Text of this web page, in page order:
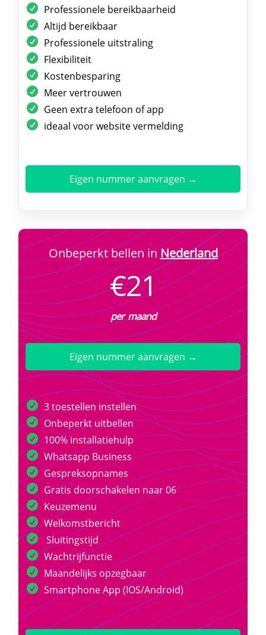
Professionele bereikbaarheid
Altijd bereikbaar
Professionele uitstraling
Flexibiliteit
Kostenbesparing
Meer vertrouwen
Geen extra telefoon of app
ideaal voor website vermelding
Eigen nummer aanvragen →
Onbeperkt bellen inNederland
€21
per maand
Eigen nummer aanvragen →
3 toestellen instellen
Onbeperkt uitbellen
100% installatiehulp
Whatsapp Business
Gespreksopnames
Gratis doorschakelen naar 06
Keuzemenu
Welkomstbericht
Sluitingstijd
Wachtrijfunctie
Maandelijks opzegbaar
Smartphone App (IOS/Android)